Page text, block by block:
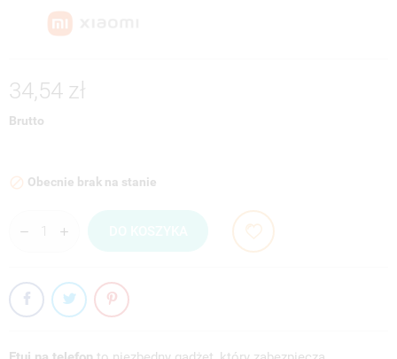
34,54 zł
Brutto
 Obecnie brak na stanie